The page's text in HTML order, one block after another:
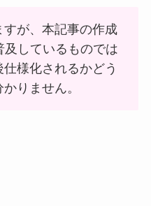
が、本記事の作成
及しているものでは
様化されるかどう
りません。